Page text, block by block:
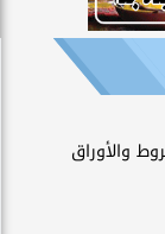
والأوراق